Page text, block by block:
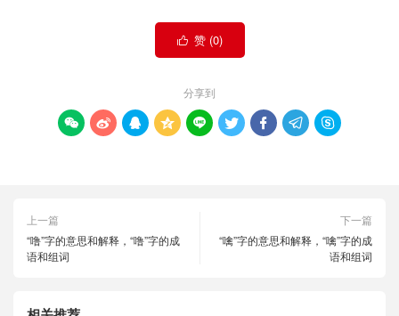
 赞 (0)
分享到
        
上一篇
“噜”字的意思和解释，“噜”字的成
语和组词
下一篇
“噙”字的意思和解释，“噙”字的成
语和组词